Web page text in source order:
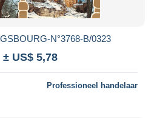
N°3768-B/0323
± US$ 5,78
Professioneel handelaar